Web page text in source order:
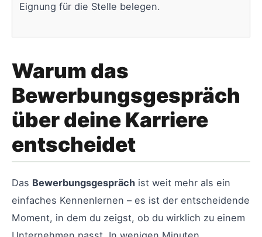
Eignung für die Stelle belegen.
Warum das
Bewerbungsgespräch
über deine Karriere
entscheidet
Das Bewerbungsgespräch ist weit mehr als ein
einfaches Kennenlernen – es ist der entscheidende
Moment, in dem du zeigst, ob du wirklich zu einem